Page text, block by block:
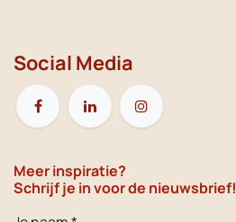
Social Media
Meer inspiratie?
Schrijf je in voor de nieuwsbrief!